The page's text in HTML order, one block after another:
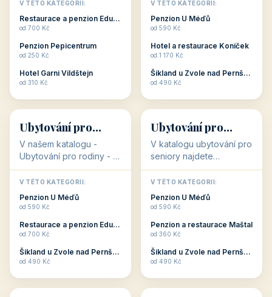
dovolenou přímo
souvisejí. Aktivní
odpočinek jso...
V TÉTO KATEGORII:
Restaurace a penzion Eduard
od 700 Kč
Penzion Pepicentrum
od 250 Kč
Hotel Garni Vildštejn
od 310 Kč
cenově dostupné
ubytování v ČR. Budete
c...
V TÉTO KATEGORII:
Penzion U Méďů
od 590 Kč
Hotel a restaurace Koníček
od 1 170 Kč
Šikland u Zvole nad Pernštejnem
od 490 Kč
👨‍👩‍👧‍👦
👨‍👩‍👧‍👦
34 objektů
Ubytování pro
rodiny
V našem katalogu -
Ubytování pro rodiny -
jsou pro Vás připraveny
objekty, které svojí
polohou či vybaveností,
nabízí klidné ubytování
V TÉTO KATEGORII:
Penzion U Méďů
od 590 Kč
Restaurace a penzion Eduard
od 700 Kč
Šikland u Zvole nad Pernštejnem
od 490 Kč
🧓
🧓
33 objektů
Ubytování pro
seniory
V katalogu ubytování pro
seniory najdete
penziony a hotely, které
jsou přizpůsobeny pro
ubytování klientů vyššího
věku. Některé z nich
V TÉTO KATEGORII:
Penzion U Méďů
od 590 Kč
Penzion a restaurace Maštal
od 360 Kč
Šikland u Zvole nad Pernštejnem
od 490 Kč
💕 🚴